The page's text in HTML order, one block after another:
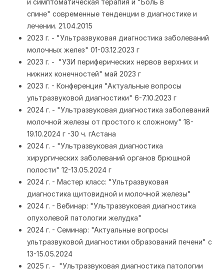
и симптоматическая терапия и "Боль в
спине" современные тенденции в диагностике и
лечении. 21.04.2015
2023 г. - "Ультразвуковая диагностика заболеваний
молочных желез" 01-03.12.2023 г
2023 г. - "УЗИ периферических нервов верхних и
нижних конечностей" май 2023 г
2023 г. - Конференция "Актуальные вопросы
ультразвуковой диагностики" 6-7.10.2023 г
2024 г. - "Ультразвуковая диагностика заболеваний
молочной железы от простого к сложному" 18-
19.10.2024 г -30 ч. гАстана
2024 г. - "Ультразвуковая диагностика
хирургических заболеваний органов брюшной
полости" 12-13.05.2024 г
2024 г. - Мастер класс: "Ультразвуковая
диагностика щитовидной и молочной железы"
2024 г. - Вебинар: "Ультразвуковая диагностика
опухолевой патологии желудка"
2024 г. - Семинар: "Актуальные вопросы
ультразвуковой диагностики образований печени" с
13-15.05.2024
2025 г. - "Ультразвуковая диагностика патологии